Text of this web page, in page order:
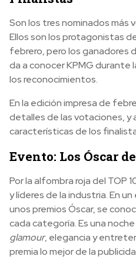
Son los tres nominados más
Ellos son los protagonistas
febrero, pero los ganadores
da a conocer KPMG durante
los reconocimientos.
En la edición impresa de
detalles de las votaciones, y
características de los
Evento: Los Óscar
Por la alfombra roja del TOP
y líderes de la industria. En
unos premios Óscar, se
cada categoría. Es una
glamour, elegancia y
premia lo mejor de la